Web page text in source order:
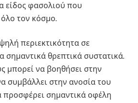
είδος φασολιού που
τον κόσμο.
περιεκτικότητα σε
σημαντικά θρεπτικά συστατικά.
μπορεί να βοηθήσει στην
συμβάλλει στην ανοσία του
προσφέρει σημαντικά οφέλη